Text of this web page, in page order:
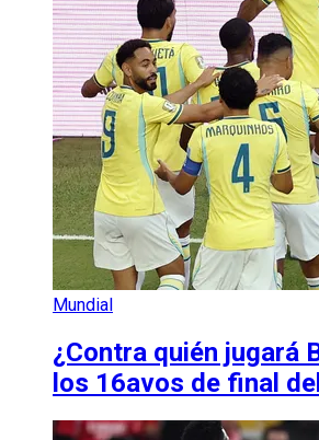
Mundial
¿Contra quién jugará
los 16avos de final